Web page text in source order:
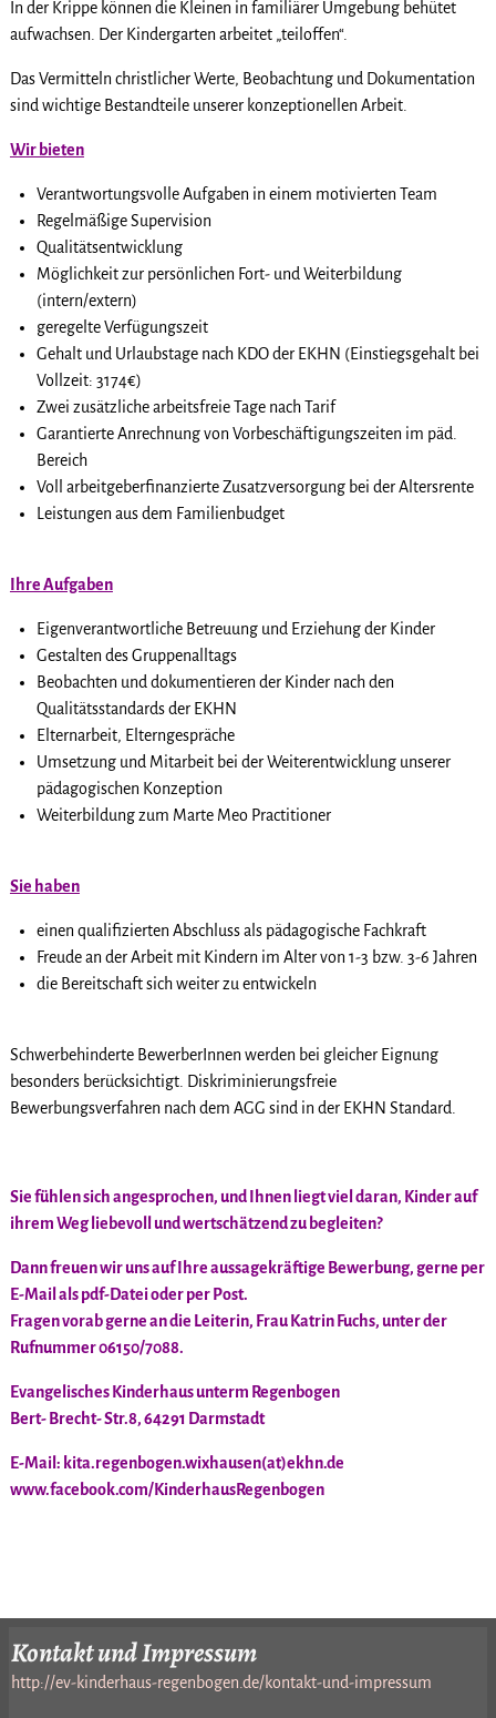
In der Krippe können die Kleinen in familiärer Umgebung behütet
aufwachsen. Der Kindergarten arbeitet „teiloffen“.
Das Vermitteln christlicher Werte, Beobachtung und Dokumentation
sind wichtige Bestandteile unserer konzeptionellen Arbeit.
Wir bieten
Verantwortungsvolle Aufgaben in einem motivierten Team
Regelmäßige Supervision
Qualitätsentwicklung
Möglichkeit zur persönlichen Fort- und Weiterbildung
(intern/extern)
geregelte Verfügungszeit
Gehalt und Urlaubstage nach KDO der EKHN (Einstiegsgehalt bei
Vollzeit: 3174€)
Zwei zusätzliche arbeitsfreie Tage nach Tarif
Garantierte Anrechnung von Vorbeschäftigungszeiten im päd.
Bereich
Voll arbeitgeberfinanzierte Zusatzversorgung bei der Altersrente
Leistungen aus dem Familienbudget
Ihre Aufgaben
Eigenverantwortliche Betreuung und Erziehung der Kinder
Gestalten des Gruppenalltags
Beobachten und dokumentieren der Kinder nach den
Qualitätsstandards der EKHN
Elternarbeit, Elterngespräche
Umsetzung und Mitarbeit bei der Weiterentwicklung unserer
pädagogischen Konzeption
Weiterbildung zum Marte Meo Practitioner
Sie haben
einen qualifizierten Abschluss als pädagogische Fachkraft
Freude an der Arbeit mit Kindern im Alter von 1-3 bzw. 3-6 Jahren
die Bereitschaft sich weiter zu entwickeln
Schwerbehinderte BewerberInnen werden bei gleicher Eignung
besonders berücksichtigt. Diskriminierungsfreie
Bewerbungsverfahren nach dem AGG sind in der EKHN Standard.
Sie fühlen sich angesprochen, und Ihnen liegt viel daran, Kinder auf
ihrem Weg liebevoll und wertschätzend zu begleiten?
Dann freuen wir uns auf Ihre aussagekräftige Bewerbung, gerne per
E-Mail als pdf-Datei oder per Post.
Fragen vorab gerne an die Leiterin, Frau Katrin Fuchs, unter der
Rufnummer 06150/7088.
Evangelisches Kinderhaus unterm Regenbogen
Bert- Brecht- Str.8, 64291 Darmstadt
E-Mail: kita.regenbogen.wixhausen(at)ekhn.de
www.facebook.com/KinderhausRegenbogen
Kontakt und Impressum
http://ev-kinderhaus-regenbogen.de/kontakt-und-impressum